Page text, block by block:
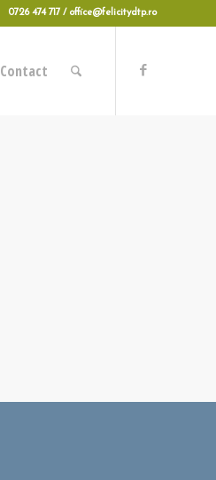
0726 474 717 / office@felicitydtp.ro
Contact